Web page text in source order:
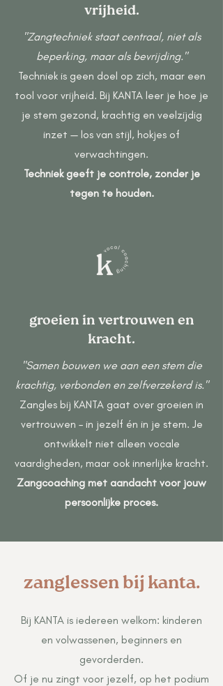
vrijheid.
"Zangtechniek staat centraal, niet als
beperking, maar als bevrijding."
Techniek is geen doel op zich, maar een
tool voor vrijheid. Bij KANTA leer je hoe je
je stem gezond, krachtig en veelzijdig
inzet — los van stijl, hokjes of
verwachtingen.
Techniek geeft je controle, zonder je
tegen te houden.
groeien in vertrouwen en
kracht.
"Samen bouwen we aan een stem die
krachtig, verbonden en zelfverzekerd is."
Zangles bij KANTA gaat over groeien in
vertrouwen – in jezelf én in je stem. Je
ontwikkelt niet alleen vocale
vaardigheden, maar ook innerlijke kracht.
Zangcoaching met aandacht voor jouw
persoonlijke proces.
zanglessen bij kanta.
Bij KANTA is iedereen welkom: kinderen
en volwassenen, beginners en
gevorderden.
Of je nu zingt voor jezelf, op het podium